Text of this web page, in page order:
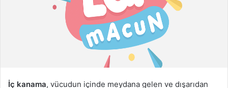
t
İç kanama, vücudun içinde meydana gelen ve dışarıdan